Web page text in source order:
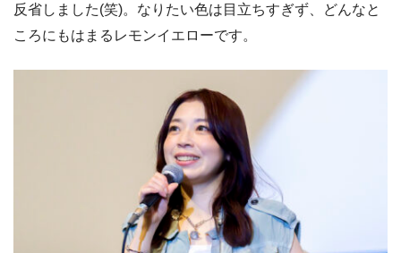
反省しました(笑)。なりたい色は目立ちすぎず、どんなと
ころにもはまるレモンイエローです。